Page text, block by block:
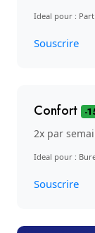
Ideal pour :
Souscrire
Confort -
2x par
Ideal pour :
Souscrire